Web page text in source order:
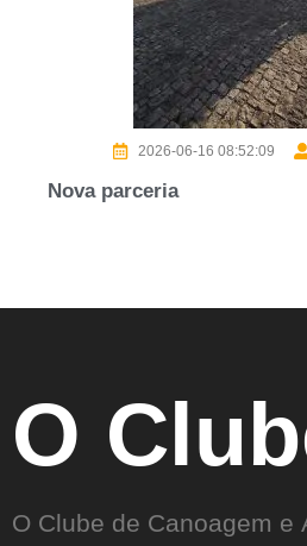
2026-06-16 08:52:09
Nova parceria
O
O Clube de Canoagem e